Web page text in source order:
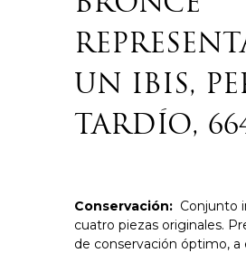
UN IBIS,
TARDÍO,
Conservación: Conjunto
cuatro piezas originales.
de conservación óptimo, a